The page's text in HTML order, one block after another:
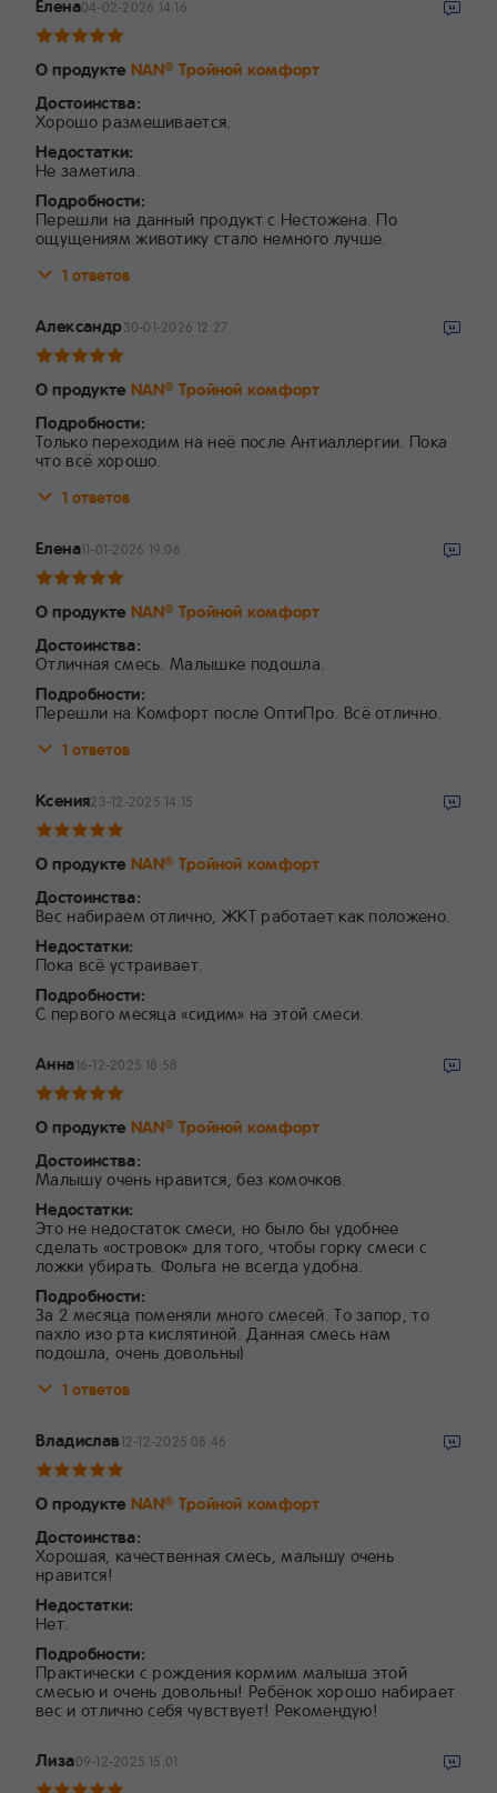
Елена04-02-2026 14:16
О продукте NAN® Тройной комфорт
Достоинства:
Хорошо размешивается.
Недостатки:
Не заметила.
Подробности:
Перешли на данный продукт с Нестожена. По
ощущениям животику стало немного лучше.
1 ответов
Александр30-01-2026 12:27
О продукте NAN® Тройной комфорт
Подробности:
Только переходим на неё после Антиаллергии. Пока
что всё хорошо.
1 ответов
Елена11-01-2026 19:06
О продукте NAN® Тройной комфорт
Достоинства:
Отличная смесь. Малышке подошла.
Подробности:
Перешли на Комфорт после ОптиПро. Всё отлично.
1 ответов
Ксения23-12-2025 14:15
О продукте NAN® Тройной комфорт
Достоинства:
Вес набираем отлично, ЖКТ работает как положено.
Недостатки:
Пока всё устраивает.
Подробности:
С первого месяца «сидим» на этой смеси.
Анна16-12-2025 18:58
О продукте NAN® Тройной комфорт
Достоинства:
Малышу очень нравится, без комочков.
Недостатки:
Это не недостаток смеси, но было бы удобнее
сделать «островок» для того, чтобы горку смеси с
ложки убирать. Фольга не всегда удобна.
Подробности:
За 2 месяца поменяли много смесей. То запор, то
пахло изо рта кислятиной. Данная смесь нам
подошла, очень довольны)
1 ответов
Владислав12-12-2025 08:46
О продукте NAN® Тройной комфорт
Достоинства:
Хорошая, качественная смесь, малышу очень
нравится!
Недостатки:
Нет.
Подробности:
Практически с рождения кормим малыша этой
смесью и очень довольны! Ребёнок хорошо набирает
вес и отлично себя чувствует! Рекомендую!
Лиза09-12-2025 15:01